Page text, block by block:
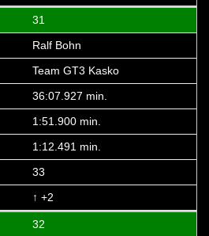
31
Ralf Bohn
Team GT3 Kasko
36:07.927 min.
1:51.900 min.
1:12.491 min.
33
↑ +2
32